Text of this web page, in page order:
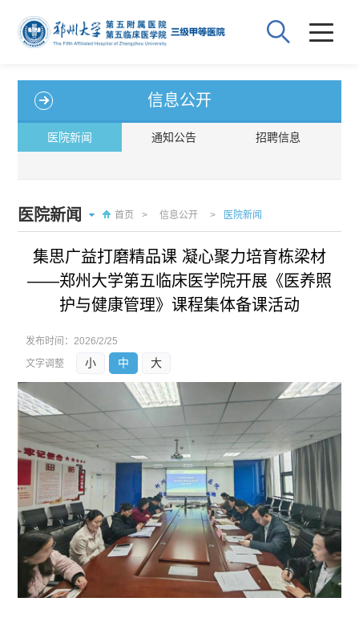
信息公开
医院新闻 通知公告 招聘信息
医院新闻 首页 > 信息公开 > 医院新闻
集思广益打磨精品课 凝心聚力培育栋梁材
——郑州大学第五临床医学院开展《医养照
护与健康管理》课程集体备课活动
发布时间：2026/2/25
文字调整
小 中 大